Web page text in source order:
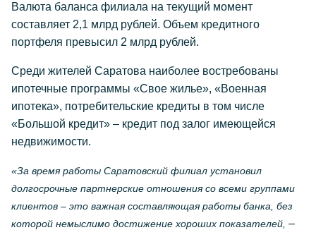
Валюта баланса филиала на текущий момент
составляет 2,1 млрд рублей. Объем кредитного
портфеля превысил 2 млрд рублей.
Среди жителей Саратова наиболее востребованы
ипотечные программы «Свое жилье», «Военная
ипотека», потребительские кредиты в том числе
«Большой кредит» – кредит под залог имеющейся
недвижимости.
«За время работы Саратовский филиал установил
долгосрочные партнерские отношения со всеми группами
клиентов – это важная составляющая работы банка, без
которой немыслимо достижение хороших показателей, –